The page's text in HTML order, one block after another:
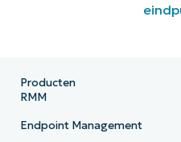
Producten
RMM
Endpoint Management